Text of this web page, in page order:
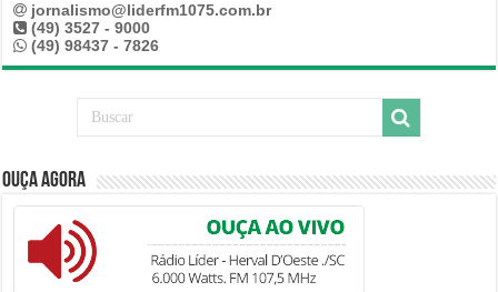
jornalismo@liderfm1075.com.br
(49) 3527 - 9000
(49) 98437 - 7826
Ouça Agora